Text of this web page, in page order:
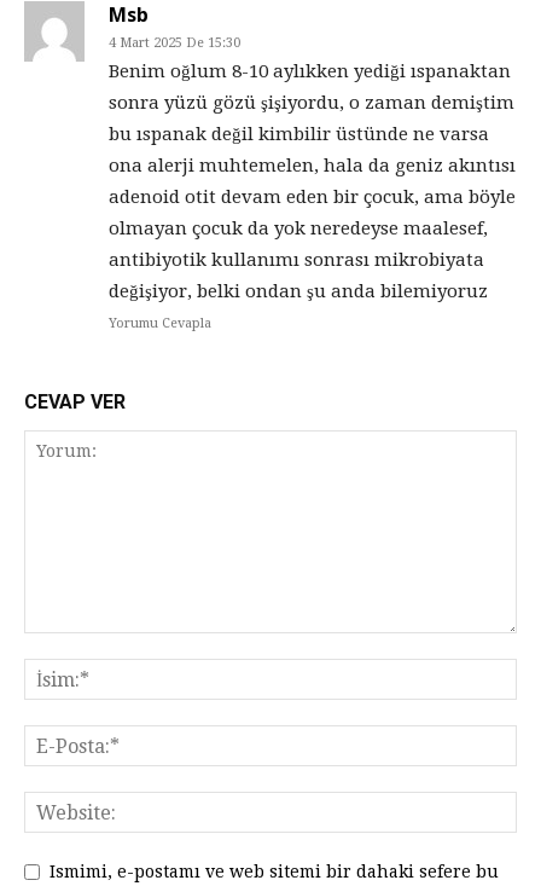
Msb
4 Mart 2025 De 15:30
Benim oğlum 8-10 aylıkken yediği ıspanaktan
sonra yüzü gözü şişiyordu, o zaman demiştim
bu ıspanak değil kimbilir üstünde ne varsa
ona alerji muhtemelen, hala da geniz akıntısı
adenoid otit devam eden bir çocuk, ama böyle
olmayan çocuk da yok neredeyse maalesef,
antibiyotik kullanımı sonrası mikrobiyata
değişiyor, belki ondan şu anda bilemiyoruz
Yorumu Cevapla
CEVAP VER
Ismimi, e-postamı ve web sitemi bir dahaki sefere bu